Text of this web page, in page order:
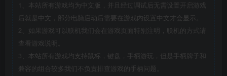
1、本站所有游戏均为中文版，并且经过调试后无需设置开启游戏
后就是中文，部分电脑启动后需要在游戏内设置中文才会显示。
2、如果游戏可以联机我们会在游戏页面特别注明，联机的方式请
查看游戏说明。
3、本站所有游戏均支持鼠标，键盘，手柄游玩，但是手柄牌子和
兼容的组合较多我们不负责排查游戏的手柄问题。